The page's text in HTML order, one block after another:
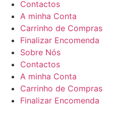
Contactos
A minha Conta
Carrinho de Compras
Finalizar Encomenda
Sobre Nós
Contactos
A minha Conta
Carrinho de Compras
Finalizar Encomenda